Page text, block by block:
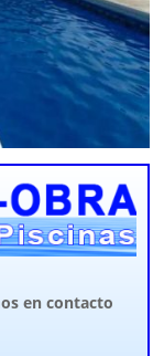
en contacto